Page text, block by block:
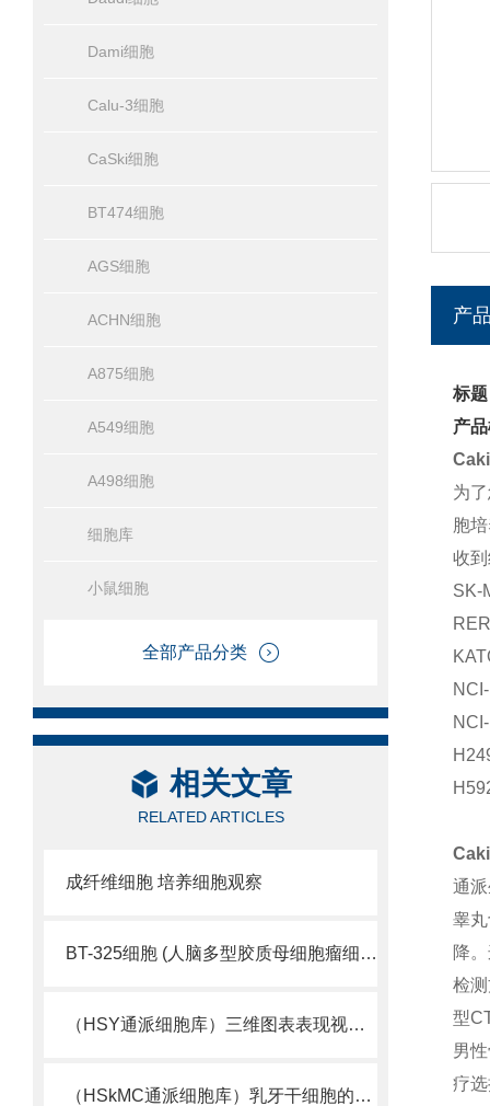
Dami细胞
Calu-3细胞
CaSki细胞
BT474细胞
AGS细胞
ACHN细胞
A875细胞
A549细胞
A498细胞
细胞库
小鼠细胞
全部产品分类
相关文章
RELATED ARTICLES
成纤维细胞 培养细胞观察
BT-325细胞 (人脑多型胶质母细胞瘤细胞库)
（HSY通派细胞库）三维图表表现视觉细胞活性
（HSkMC通派细胞库）乳牙干细胞的又一来源
产
标
产
为
胞
收
SK-
通
睾
降
检
型
男
疗